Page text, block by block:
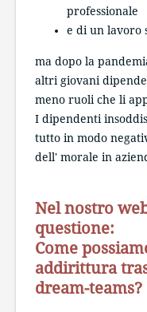
professionale
e di un lavoro
ma dopo la
altri giovani
meno ruoli che li
I dipendenti
tutto in modo
dell' morale in
Nel nostro
questione:
Come
addirittura
dream-teams?